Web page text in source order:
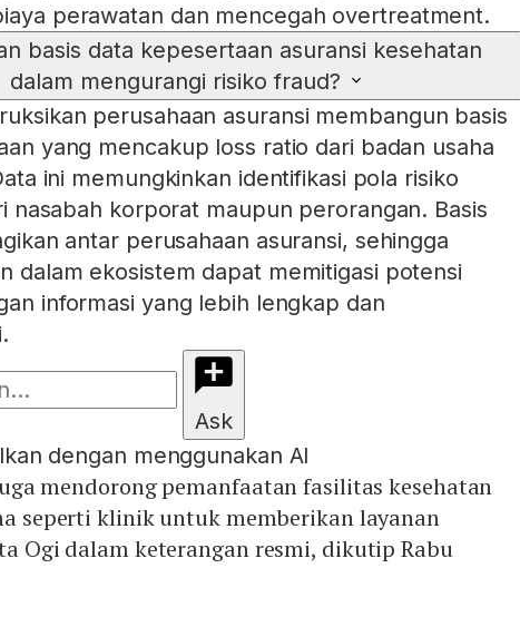
perawatan dan mencegah overtreatment.
basis data kepesertaan asuransi kesehatan
dalam mengurangi risiko fraud?
perusahaan asuransi membangun basis
yang mencakup loss ratio dari badan usaha
ini memungkinkan identifikasi pola risiko
nasabah korporat maupun perorangan. Basis
antar perusahaan asuransi, sehingga
dalam ekosistem dapat memitigasi potensi
informasi yang lebih lengkap dan
Ask
dengan menggunakan AI
mendorong pemanfaatan fasilitas kesehatan
seperti klinik untuk memberikan layanan
Ogi dalam keterangan resmi, dikutip Rabu